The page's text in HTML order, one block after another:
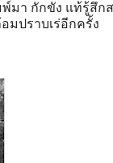
พ์มา กักขัง แท้รู้สึก
ปราบเร่อีกครั้ง